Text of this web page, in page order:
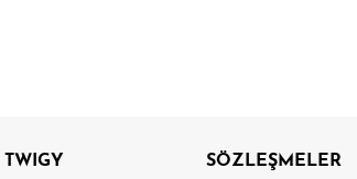
TWIGY SÖZLEŞMELER